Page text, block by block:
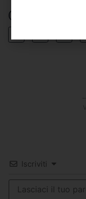
Condividi
Iscriviti